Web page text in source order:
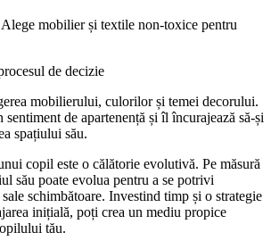
mobilier și textile non-toxice pentru
de decizie
mobilierului, culorilor și temei decorului.
de apartenență și îl încurajează să-și
spațiului său.
copil este o călătorie evolutivă. Pe măsură
său poate evolua pentru a se potrivi
schimbătoare. Investind timp și o strategie
inițială, poți crea un mediu propice
tău.